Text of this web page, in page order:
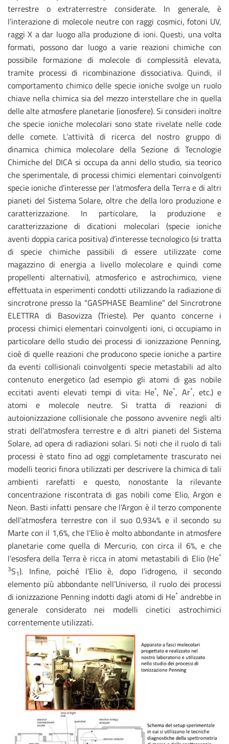
terrestre o extraterrestre considerate. In generale, è
l’interazione di molecole neutre con raggi cosmici, fotoni UV,
raggi X a dar luogo alla produzione di ioni. Questi, una volta
formati, possono dar luogo a varie reazioni chimiche con
possibile formazione di molecole di complessità elevata,
tramite processi di ricombinazione dissociativa. Quindi, il
comportamento chimico delle specie ioniche svolge un ruolo
chiave nella chimica sia del mezzo interstellare che in quella
delle alte atmosfere planetarie (ionosfere). Si consideri inoltre
che specie ioniche molecolari sono state rivelate nelle code
delle comete. L’attività di ricerca del nostro gruppo di
dinamica chimica molecolare della Sezione di Tecnologie
Chimiche del DICA si occupa da anni dello studio, sia teorico
che sperimentale, di processi chimici elementari coinvolgenti
specie ioniche d’interesse per l’atmosfera della Terra e di altri
pianeti del Sistema Solare, oltre che della loro produzione e
caratterizzazione. In particolare, la produzione e
caratterizzazione di dicationi molecolari (specie ioniche
aventi doppia carica positiva) d’interesse tecnologico (si tratta
di specie chimiche passibili di essere utilizzate come
magazzino di energia a livello molecolare e quindi come
propellenti alternativi), atmosferico e astrochimico, viene
effettuata in esperimenti condotti utilizzando la radiazione di
sincrotrone presso la “GASPHASE Beamline” del Sincrotrone
ELETTRA di Basovizza (Trieste). Per quanto concerne i
processi chimici elementari coinvolgenti ioni, ci occupiamo in
particolare dello studio dei processi di ionizzazione Penning,
cioè di quelle reazioni che producono specie ioniche a partire
da eventi collisionali coinvolgenti specie metastabili ad alto
contenuto energetico (ad esempio gli atomi di gas nobile
eccitati aventi elevati tempi di vita: He*, Ne*, Ar*, etc.) e
atomi e molecole neutre. Si tratta di reazioni di
autoionizzazione collisionale che possono avvenire negli alti
strati dell'atmosfera terrestre e di altri pianeti del Sistema
Solare, ad opera di radiazioni solari. Si noti che il ruolo di tali
processi è stato fino ad oggi completamente trascurato nei
modelli teorici finora utilizzati per descrivere la chimica di tali
ambienti rarefatti e questo, nonostante la rilevante
concentrazione riscontrata di gas nobili come Elio, Argon e
Neon. Basti infatti pensare che l’Argon è il terzo componente
dell’atmosfera terrestre con il suo 0,934% e il secondo su
Marte con il 1,6%, che l’Elio è molto abbondante in atmosfere
planetarie come quella di Mercurio, con circa il 6%, e che
l’esosfera della Terra è ricca in atomi metastabili di Elio (He*
3S1). Infine, poiché l’Elio è, dopo l’idrogeno, il secondo
elemento più abbondante nell’Universo, il ruolo dei processi
di ionizzazione Penning indotti dagli atomi di He* andrebbe in
generale considerato nei modelli cinetici astrochimici
correntemente utilizzati.